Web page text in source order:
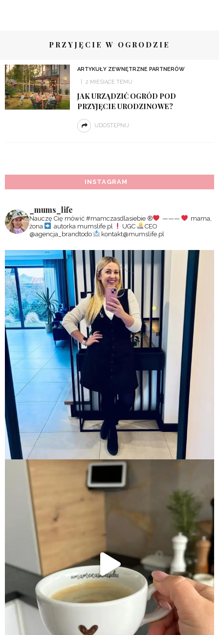
PRZYJĘCIE W OGRODZIE
ARTYKUŁY ZEWNĘTRZNE PARTNERÓW
2 MIESIĄCE TEMU
JAK URZĄDZIĆ OGRÓD POD
PRZYJĘCIE URODZINOWE?
UDOSTĘPNIJ
INSTAGRAM
_mums_life
Nauczę Cię mówić #mamczasdlasiebie ®️ ———
mama,
żona
autorka mumslife.pl UGC
CEO
@agencja_brandtodo
kontakt@mumslife.pl